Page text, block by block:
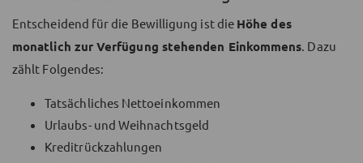
Entscheidend für die Bewilligung ist die Höhe des
monatlich zur Verfügung stehenden Einkommens. Dazu
zählt Folgendes:
Tatsächliches Nettoeinkommen
Urlaubs- und Weihnachtsgeld
Kreditrückzahlungen